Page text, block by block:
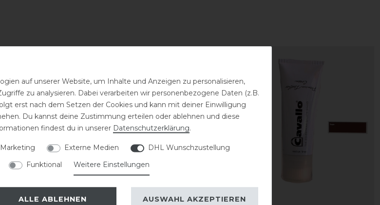
auf unserer Website, um Inhalte und Anzeigen zu personalisieren,
zu analysieren. Dabei verarbeiten wir personenbezogene Daten (z.B.
erst nach dem Setzen der Cookies und kann mit deiner Einwilligung
Du kannst deine Zustimmung erteilen oder ablehnen und diese
findest du in unserer Daten­schutz­erklärung.
Marketing Externe Medien
DHL Wunschzustellung
Funktional Weitere Einstellungen
ALLE ABLEHNEN AUSWAHL AKZEPTIEREN